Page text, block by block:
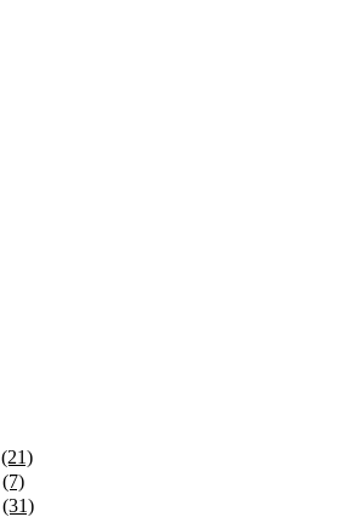
(21)
(7)
(31)